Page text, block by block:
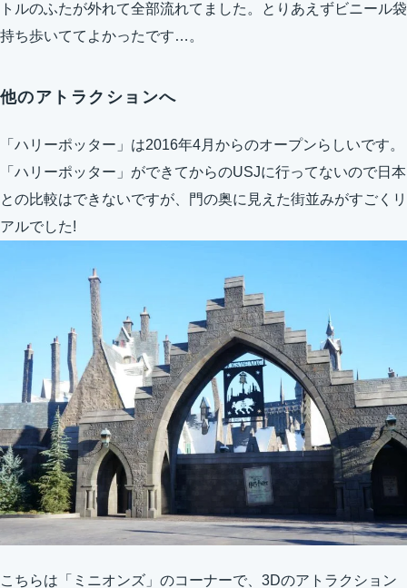
トルのふたが外れて全部流れてました。とりあえずビニール袋
持ち歩いててよかったです…。
他のアトラクションへ
「ハリーポッター」は2016年4月からのオープンらしいです。
「ハリーポッター」ができてからのUSJに行ってないので日本
との比較はできないですが、門の奥に見えた街並みがすごくリ
アルでした!
こちらは「ミニオンズ」のコーナーで、3Dのアトラクション